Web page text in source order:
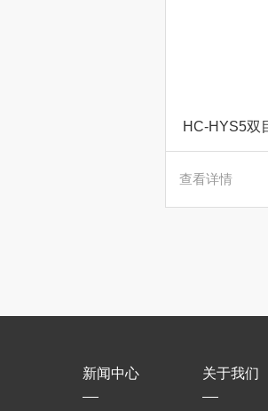
HC-HYS5双
查看详情
新闻中心 关于我们